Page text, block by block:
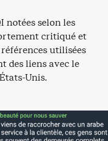
notées selon les
critiqué et
utilisées
des liens avec le
Unis.